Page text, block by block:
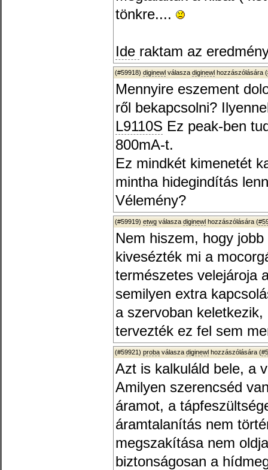
tönkre....
Ide raktam az
(#59918) diginewl válasza diginewl hozzászólására (
Mennyire eszement
ről bekapcsolni?
L9110S Ez peak-ben
800mA-t.
Ez mindkét kimenetét
mintha hidegindítás
Vélemény?
(#59919) etwg válasza diginewl hozzászólására (
Nem hiszem, hogy
kivesézték mi a
természetes velejároja
semilyen extra
a szervoban
tervezték ez fel sem
(#59921) proba válasza diginewl hozzászólására (
Azt is kalkuláld bele, a
Amilyen szerencséd
áramot, a
áramtalanítás nem
megszakítása nem
biztonságosan a